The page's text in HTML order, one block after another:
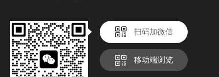
扫码加微信
移动端浏览